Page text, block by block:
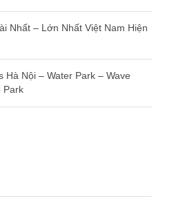
Nhất – Lớn Nhất Việt Nam Hiện
Nội – Water Park – Wave
Park